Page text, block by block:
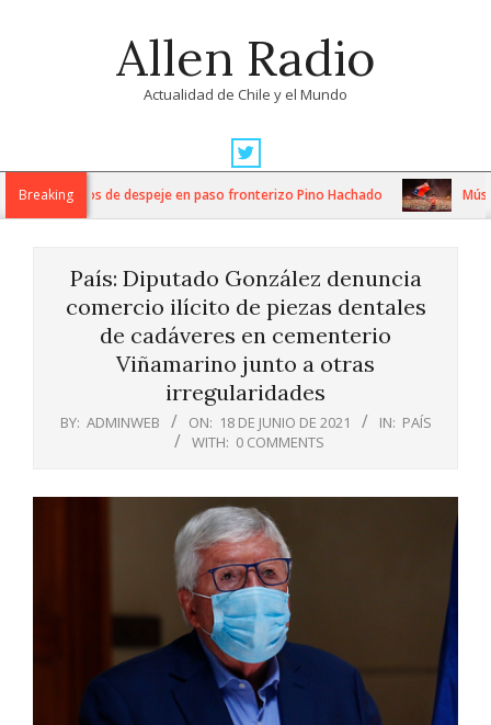
Allen Radio
Actualidad de Chile y el Mundo
Navigation
MenuBreaking
trabajos de despeje en paso fronterizo Pino Hachado
País: Diputado González denuncia
comercio ilícito de piezas dentales
de cadáveres en cementerio
Viñamarino junto a otras
irregularidades
BY: ADMINWEB ON: 18 DE JUNIO DE 2021 IN: PAÍS
WITH: 0 COMMENTS